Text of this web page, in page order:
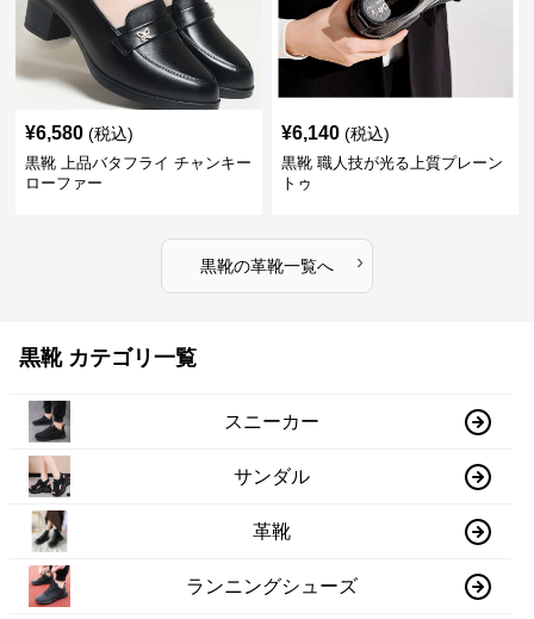
¥6,580 (税込)
黒靴 上品バタフライ チャンキー
ローファー
¥6,140 (税込)
黒靴 職人技が光る上質プレーン
トゥ
黒靴の革靴一覧へ ›
黒靴 カテゴリ一覧
スニーカー
サンダル
革靴
ランニングシューズ